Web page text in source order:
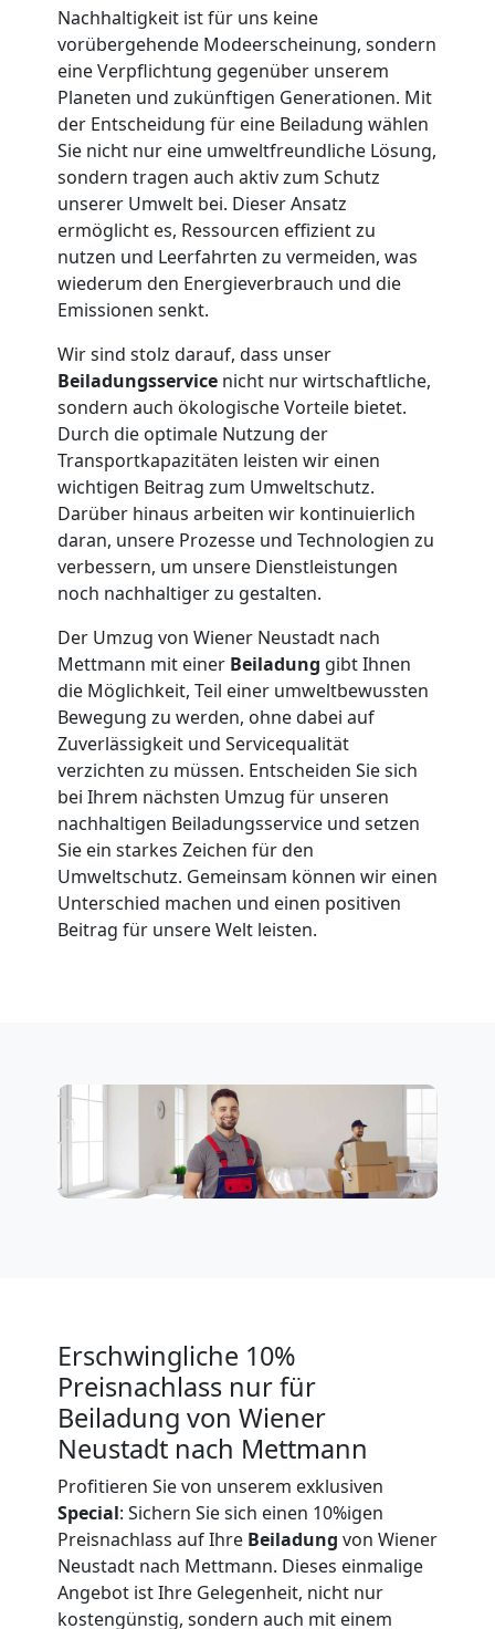
Nachhaltigkeit ist für uns keine
vorübergehende Modeerscheinung, sondern
eine Verpflichtung gegenüber unserem
Planeten und zukünftigen Generationen. Mit
der Entscheidung für eine Beiladung wählen
Sie nicht nur eine umweltfreundliche Lösung,
sondern tragen auch aktiv zum Schutz
unserer Umwelt bei. Dieser Ansatz
ermöglicht es, Ressourcen effizient zu
nutzen und Leerfahrten zu vermeiden, was
wiederum den Energieverbrauch und die
Emissionen senkt.
Wir sind stolz darauf, dass unser
Beiladungsservice nicht nur wirtschaftliche,
sondern auch ökologische Vorteile bietet.
Durch die optimale Nutzung der
Transportkapazitäten leisten wir einen
wichtigen Beitrag zum Umweltschutz.
Darüber hinaus arbeiten wir kontinuierlich
daran, unsere Prozesse und Technologien zu
verbessern, um unsere Dienstleistungen
noch nachhaltiger zu gestalten.
Der Umzug von Wiener Neustadt nach
Mettmann mit einer Beiladung gibt Ihnen
die Möglichkeit, Teil einer umweltbewussten
Bewegung zu werden, ohne dabei auf
Zuverlässigkeit und Servicequalität
verzichten zu müssen. Entscheiden Sie sich
bei Ihrem nächsten Umzug für unseren
nachhaltigen Beiladungsservice und setzen
Sie ein starkes Zeichen für den
Umweltschutz. Gemeinsam können wir einen
Unterschied machen und einen positiven
Beitrag für unsere Welt leisten.
Erschwingliche 10%
Preisnachlass nur für
Beiladung von Wiener
Neustadt nach Mettmann
Profitieren Sie von unserem exklusiven
Special: Sichern Sie sich einen 10%igen
Preisnachlass auf Ihre Beiladung von Wiener
Neustadt nach Mettmann. Dieses einmalige
Angebot ist Ihre Gelegenheit, nicht nur
kostengünstig, sondern auch mit einem
Neustadt
Mann
LKW
Möbellift
Wiener
Neustadt
Übersiedlung
Wiener
Neustadt
Klaviertransport
Wiener
Neustadt
Privatumzug
Tresortransport
Umzug
für
Senioren